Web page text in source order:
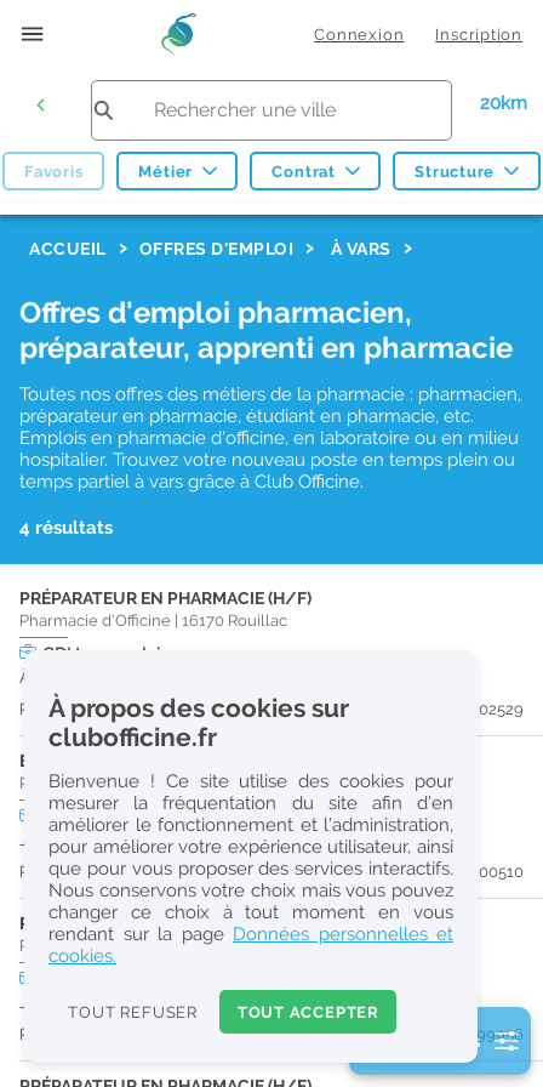
Connexion Inscription
20km
Favoris Métier Contrat Structure
Réinitialiser
2
0
k
Consulter les offres de la France d'outre-mer
ACCUEIL OFFRES D'EMPLOI À VARS
Offres d'emploi pharmacien,
préparateur, apprenti en pharmacie
Toutes nos offres des métiers de la pharmacie : pharmacien,
préparateur en pharmacie, étudiant en pharmacie, etc.
Emplois en pharmacie d'officine, en laboratoire ou en milieu
hospitalier. Trouvez votre nouveau poste en temps plein ou
temps partiel à vars grâce à Club Officine.
4 résultats
PRÉPARATEUR EN PHARMACIE (H/F)
Pharmacie d'Officine 16170 Rouillac
CDI temps plein
À partir du 30/09/26
Publiée il y a 27 jour(s)
#202529
ETUDIANT EN PHARMACIE (H/F)
Pharmacie d'Officine|16000 Angoulême
CDD temps partiel
Jusqu'au 28/08/26
Publiée il y a 53 jour(s)
#200510
PRÉPARATEUR EN PHARMACIE (H/F)
Pharmacie d'Officine 16170 Rouillac
Jusqu'au 30/08/26
Publiée il y a 60 jour(s)
#199956
2 filtre(s) actifs
À propos des cookies sur
clubofficine.fr
Bienvenue ! Ce site utilise des cookies pour
mesurer la fréquentation du site afin d’en
améliorer le fonctionnement et l’administration,
pour améliorer votre expérience utilisateur, ainsi
que pour vous proposer des services interactifs.
Nous conservons votre choix mais vous pouvez
changer ce choix à tout moment en vous
rendant sur la page Données personnelles et
cookies.
TOUT REFUSER TOUT ACCEPTER